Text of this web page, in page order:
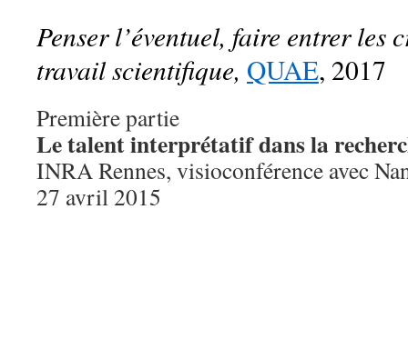
Penser l’éventuel, faire entrer les
travail scientifique, QUAE, 2017
Première partie
Le talent interprétatif dans la
INRA Rennes, visioconférence avec
27 avril 2015